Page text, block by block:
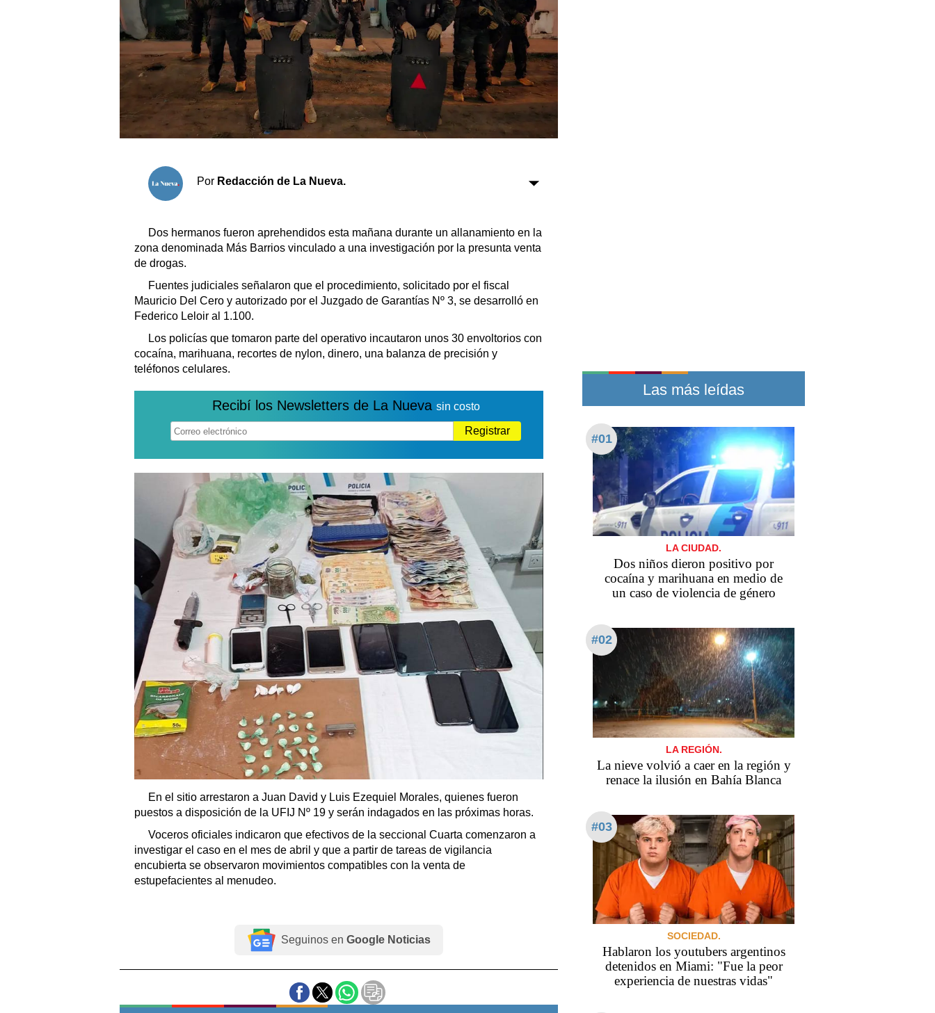
Sociedad y tiempo libre
Sociedad
Tecnología
Turismo
Salud
Es viral
El tiempo
Fúnebres
Horóscopo
Suplementos
Loterías
Fúnebres
Edictos
Por Redacción de La Nueva.
Dos hermanos fueron aprehendidos esta mañana durante un allanamiento en la
zona denominada Más Barrios vinculado a una investigación por la presunta venta
de drogas.
Fuentes judiciales señalaron que el procedimiento, solicitado por el fiscal
Mauricio Del Cero y autorizado por el Juzgado de Garantías Nº 3, se desarrolló en
Federico Leloir al 1.100.
Los policías que tomaron parte del operativo incautaron unos 30 envoltorios con
cocaína, marihuana, recortes de nylon, dinero, una balanza de precisión y
teléfonos celulares.
Recibí los Newsletters de La Nueva sin costo
Registrar
En el sitio arrestaron a Juan David y Luis Ezequiel Morales, quienes fueron
puestos a disposición de la UFIJ Nº 19 y serán indagados en las próximas horas.
Voceros oficiales indicaron que efectivos de la seccional Cuarta comenzaron a
investigar el caso en el mes de abril y que a partir de tareas de vigilancia
encubierta se observaron movimientos compatibles con la venta de
estupefacientes al menudeo.
Seguinos en Google Noticias
Las más leídas
#01
LA CIUDAD.
Dos niños dieron positivo por
cocaína y marihuana en medio de
un caso de violencia de género
#02
LA REGIÓN.
La nieve volvió a caer en la región y
renace la ilusión en Bahía Blanca
#03
SOCIEDAD.
Hablaron los youtubers argentinos
detenidos en Miami: "Fue la peor
experiencia de nuestras vidas"